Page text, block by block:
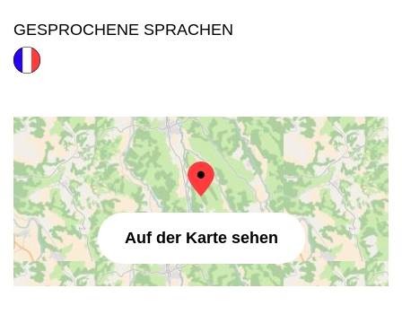
GESPROCHENE SPRACHEN
Auf der Karte sehen